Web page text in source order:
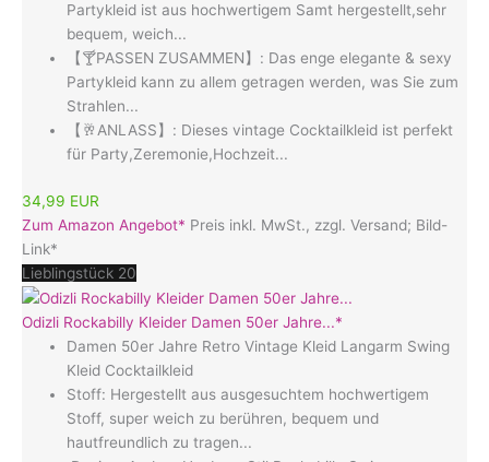
Partykleid ist aus hochwertigem Samt hergestellt,sehr
bequem, weich...
【🍸PASSEN ZUSAMMEN】: Das enge elegante & sexy
Partykleid kann zu allem getragen werden, was Sie zum
Strahlen...
【🥂ANLASS】: Dieses vintage Cocktailkleid ist perfekt
für Party,Zeremonie,Hochzeit...
34,99 EUR
Zum Amazon Angebot* Preis inkl. MwSt., zzgl. Versand; Bild-
Link*
Lieblingstück 20
Odizli Rockabilly Kleider Damen 50er Jahre...*
Damen 50er Jahre Retro Vintage Kleid Langarm Swing
Kleid Cocktailkleid
Stoff: Hergestellt aus ausgesuchtem hochwertigem
Stoff, super weich zu berühren, bequem und
hautfreundlich zu tragen...